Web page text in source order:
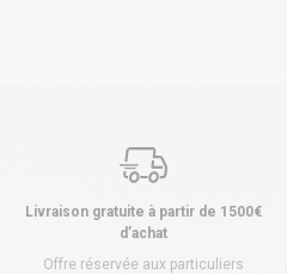
Livraison gratuite à partir de 1500€
d’achat
Offre réservée aux particuliers